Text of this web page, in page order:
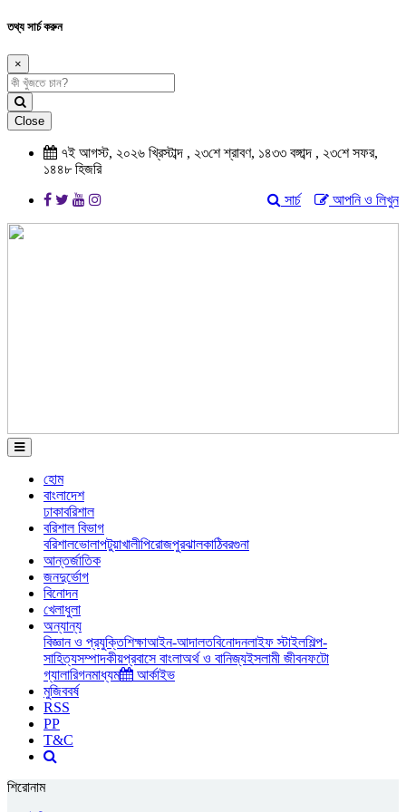
তথ্য সার্চ করুন
×
Close
৭ই আগস্ট, ২০২৬ খ্রিস্টাব্দ , ২৩শে শ্রাবণ, ১৪৩৩ বঙ্গাব্দ , ২৩শে সফর,
১৪৪৮ হিজরি
আপনি ও লিখুন
সার্চ
হোম
বাংলাদেশ
ঢাকাবরিশাল
বরিশাল বিভাগ
বরিশালভোলাপটুয়াখালীপিরোজপুরঝালকাঠিবরগুনা
আন্তর্জাতিক
জনদুর্ভোগ
বিনোদন
খেলাধুলা
অন্যান্য
বিজ্ঞান ও প্রযুক্তিশিক্ষাআইন-আদালতবিনোদনলাইফ স্টাইলশিল্প-
সাহিত্যসম্পাদকীয়প্রবাসে বাংলাঅর্থ ও বানিজ্যইসলামী জীবনফটো
গ্যালারিগনমাধ্যম
আর্কাইভ
মুজিববর্ষ
RSS
PP
T&C
শিরোনাম